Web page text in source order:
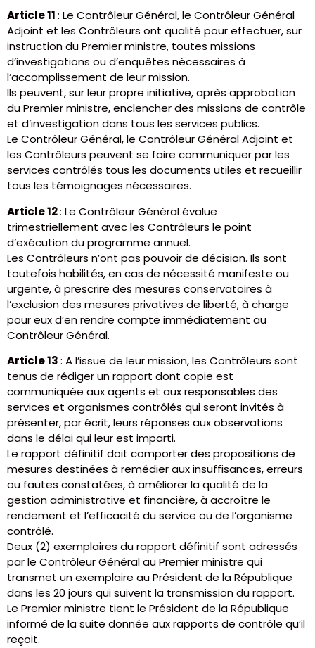
Article 11: Le Contrôleur Général, le Contrôleur Général
Adjoint et les Contrôleurs ont qualité pour effectuer, sur
instruction du Premier ministre, toutes missions
d’investigations ou d’enquêtes nécessaires à
l’accomplissement de leur mission.
Ils peuvent, sur leur propre initiative, après approbation
du Premier ministre, enclencher des missions de contrôle
et d’investigation dans tous les services publics.
Le Contrôleur Général, le Contrôleur Général Adjoint et
les Contrôleurs peuvent se faire communiquer par les
services contrôlés tous les documents utiles et recueillir
tous les témoignages nécessaires.
Article 12: Le Contrôleur Général évalue
trimestriellement avec les Contrôleurs le point
d’exécution du programme annuel.
Les Contrôleurs n’ont pas pouvoir de décision. Ils sont
toutefois habilités, en cas de nécessité manifeste ou
urgente, à prescrire des mesures conservatoires à
l’exclusion des mesures privatives de liberté, à charge
pour eux d’en rendre compte immédiatement au
Contrôleur Général.
Article 13: A l’issue de leur mission, les Contrôleurs sont
tenus de rédiger un rapport dont copie est
communiquée aux agents et aux responsables des
services et organismes contrôlés qui seront invités à
présenter, par écrit, leurs réponses aux observations
dans le délai qui leur est imparti.
Le rapport définitif doit comporter des propositions de
mesures destinées à remédier aux insuffisances, erreurs
ou fautes constatées, à améliorer la qualité de la
gestion administrative et financière, à accroître le
rendement et l’efficacité du service ou de l’organisme
contrôlé.
Deux (2) exemplaires du rapport définitif sont adressés
par le Contrôleur Général au Premier ministre qui
transmet un exemplaire au Président de la République
dans les 20 jours qui suivent la transmission du rapport.
Le Premier ministre tient le Président de la République
informé de la suite donnée aux rapports de contrôle qu’il
reçoit.